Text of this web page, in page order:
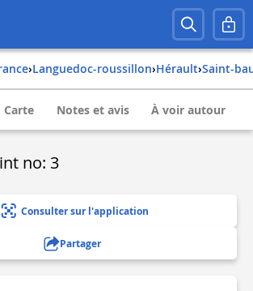
› languedoc-roussillon› hérault› saint-
Carte Notes et avis À voir autour
no: 3
Consulter sur l'application
Partager